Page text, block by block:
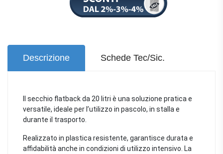
Descrizione Schede Tec/Sic.
Il secchio flatback da 20 litri è una soluzione pratica e
versatile, ideale per l’utilizzo in pascolo, in stalla e
durante il trasporto.
Realizzato in plastica resistente, garantisce durata e
affidabilità anche in condizioni di utilizzo intensivo. La